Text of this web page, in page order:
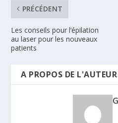
PRÉCÉDENT
Les conseils pour l’épilation
au laser pour les nouveaux
patients
A PROPOS DE L'AUTEUR